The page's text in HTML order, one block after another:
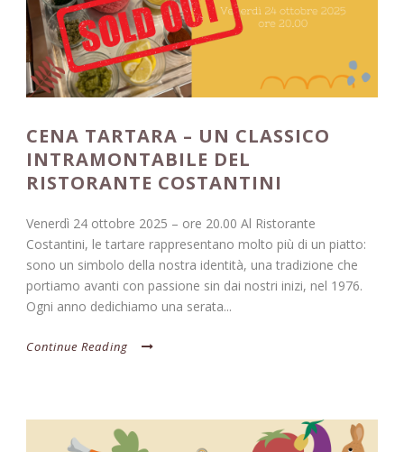
CENA TARTARA – UN CLASSICO
INTRAMONTABILE DEL
RISTORANTE COSTANTINI
Venerdì 24 ottobre 2025 – ore 20.00 Al Ristorante
Costantini, le tartare rappresentano molto più di un piatto:
sono un simbolo della nostra identità, una tradizione che
portiamo avanti con passione sin dai nostri inizi, nel 1976.
Ogni anno dedichiamo una serata...
Continue Reading